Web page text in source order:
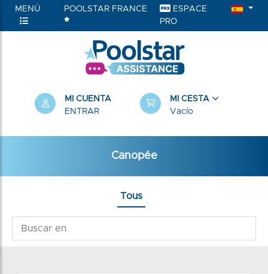
MENÚ POOLSTAR FRANCE
ESPACE
PRO
MI CUENTA
ENTRAR
MI CESTA
Vacío
Canopée
Tous